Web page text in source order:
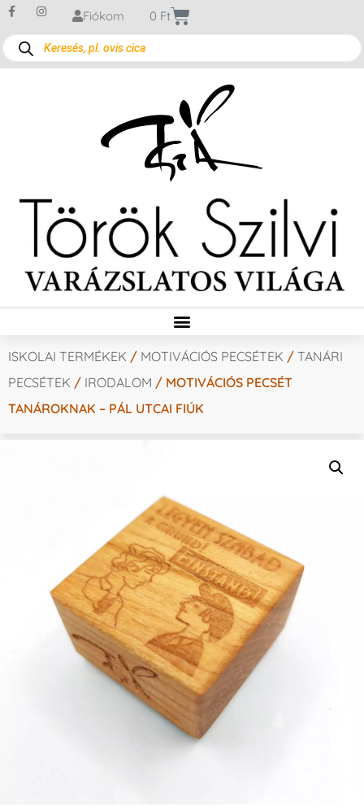
Fiókom 0 Ft
ISKOLAI TERMÉKEK / MOTIVÁCIÓS PECSÉTEK / TANÁRI
PECSÉTEK / IRODALOM / MOTIVÁCIÓS PECSÉT
TANÁROKNAK – PÁL UTCAI FIÚK